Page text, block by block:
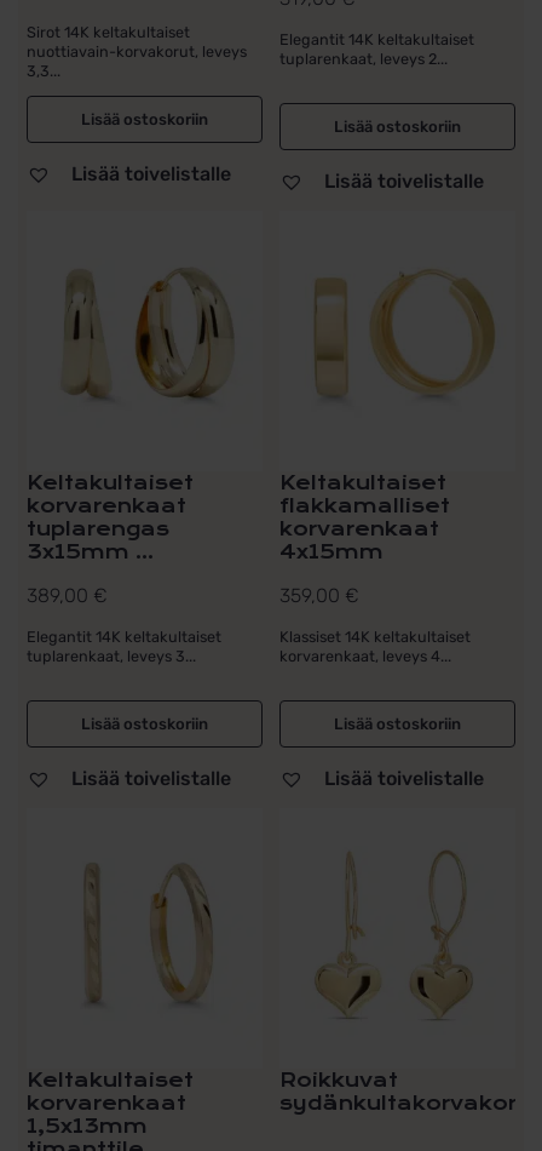
Sirot 14K keltakultaiset
nuottiavain-korvakorut, leveys
3,3...
Lisää ostoskoriin
Lisää toivelistalle
Elegantit 14K keltakultaiset
tuplarenkaat, leveys 2...
Lisää ostoskoriin
Lisää toivelistalle
Keltakultaiset
korvarenkaat
tuplarengas
3x15mm ...
389,00 €
Elegantit 14K keltakultaiset
tuplarenkaat, leveys 3...
Lisää ostoskoriin
Lisää toivelistalle
Keltakultaiset
flakkamalliset
korvarenkaat
4x15mm
359,00 €
Klassiset 14K keltakultaiset
korvarenkaat, leveys 4...
Lisää ostoskoriin
Lisää toivelistalle
Keltakultaiset
korvarenkaat
1,5x13mm
Roikkuvat
sydänkultakorvakorut